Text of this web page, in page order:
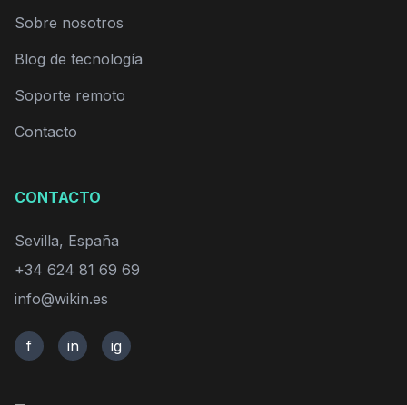
Sobre nosotros
Blog de tecnología
Soporte remoto
Contacto
CONTACTO
Sevilla, España
+34 624 81 69 69
info@wikin.es
f in ig